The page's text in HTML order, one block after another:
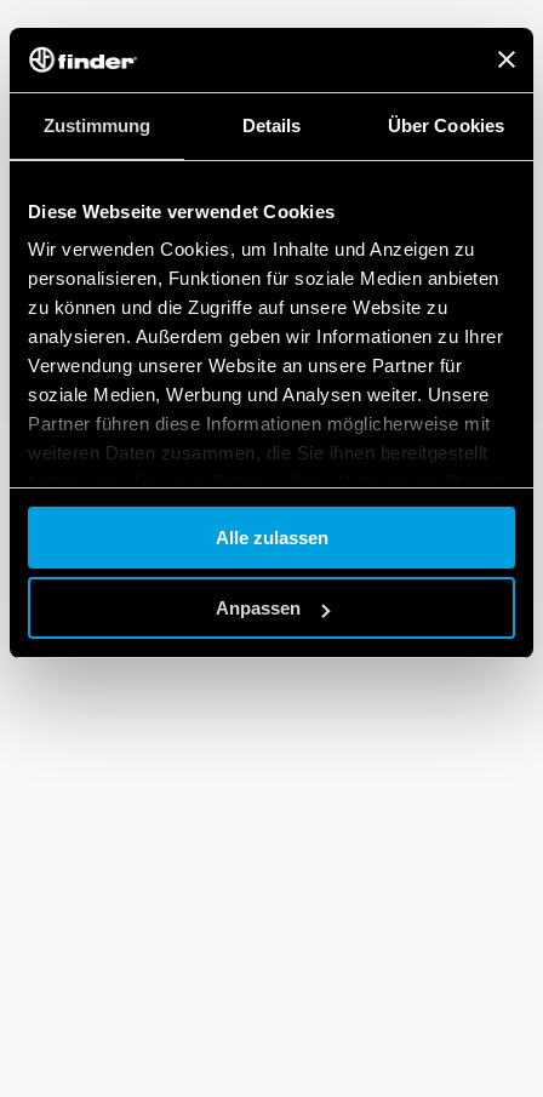
Zustimmung Details Über Cookies
Diese Webseite verwendet Cookies
Wir verwenden Cookies, um Inhalte und Anzeigen zu
personalisieren, Funktionen für soziale Medien anbieten
zu können und die Zugriffe auf unsere Website zu
analysieren. Außerdem geben wir Informationen zu Ihrer
Verwendung unserer Website an unsere Partner für
soziale Medien, Werbung und Analysen weiter. Unsere
Partner führen diese Informationen möglicherweise mit
weiteren Daten zusammen, die Sie ihnen bereitgestellt
gesammelt haben.
Cookie policy.
Alle zulassen
Anpassen